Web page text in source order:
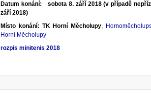
Datum konání: sobota 8. září 2018 (v případě
září 2018)
Místo konání: TK Horní Měcholupy,
Horní Měcholupy
rozpis minitenis 2018